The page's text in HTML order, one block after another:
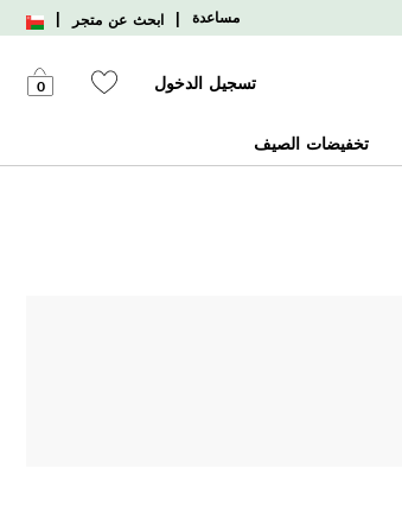
مساعدة | ابحث عن متجر |
تسجيل الدخول 0
تخفيضات الصيف